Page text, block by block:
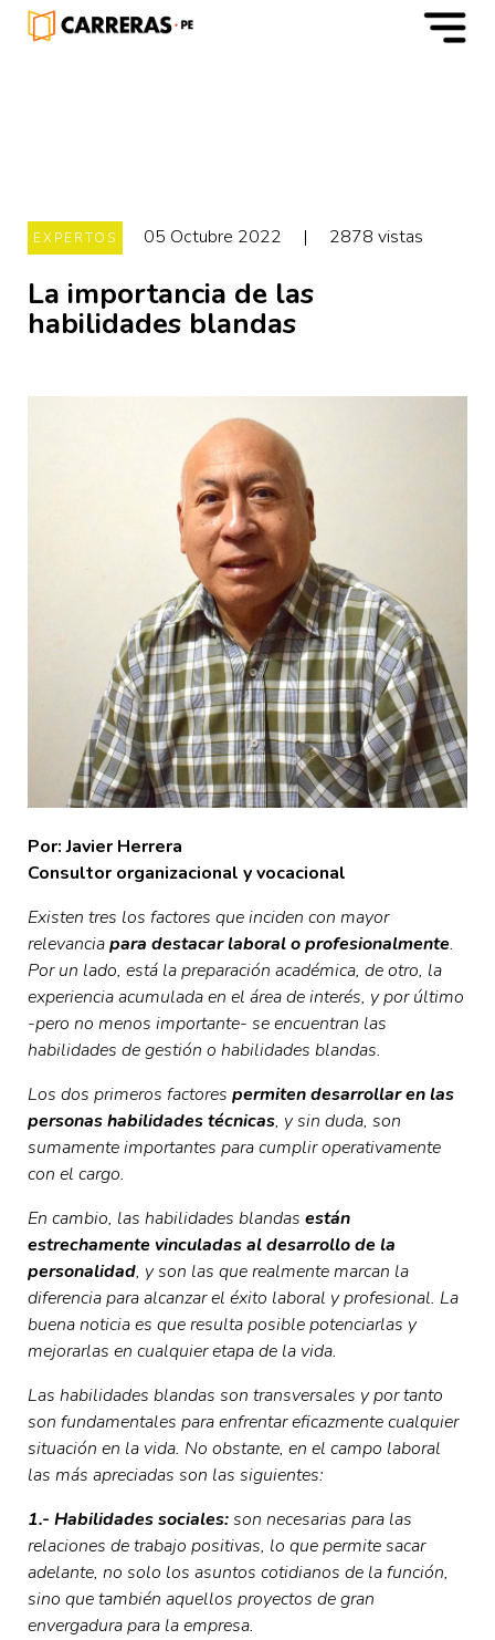
m
EXPERTOS 05 Octubre 2022 | 2878 vistas
La importancia de las
habilidades blandas
Por: Javier Herrera
Consultor organizacional y vocacional
Existen tres los factores que inciden con mayor
relevanciapara destacar laboral o profesionalmente.
Por un lado, está la preparación académica, de otro, la
experiencia acumulada en el área de interés, y por último
-pero no menos importante- se encuentran las
habilidades de gestión o habilidades blandas.
Los dos primeros factores permiten desarrollar en las
personas habilidades técnicas, y sin duda, son
sumamente importantes para cumplir operativamente
con el cargo.
En cambio, las habilidades blandas están
estrechamente vinculadas al desarrollo de la
personalidad, y son las que realmente marcan la
diferencia para alcanzar el éxito laboral y profesional. La
buena noticia es que resulta posible potenciarlas y
mejorarlas en cualquier etapa de la vida.
Las habilidades blandas son transversales y por tanto
son fundamentales para enfrentar eficazmente cualquier
situación en la vida. No obstante, en el campo laboral
las más apreciadas son las siguientes:
1.- Habilidades sociales:son necesarias para las
relaciones de trabajo positivas, lo que permite sacar
adelante, no solo los asuntos cotidianos de la función,
sino que también aquellos proyectos de gran
envergadura para la empresa.